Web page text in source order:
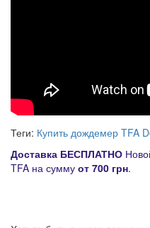
Теги: Купить дождемер TFA
Доставка БЕСПЛАТНО
TFA на сумму от 700 грн.